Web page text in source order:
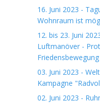
16. Juni 2023 -
Wohnraum ist
12. bis 23. Juni
Luftmanöver -
Friedensbewegung
03. Juni 2023 -
Kampagne
02. Juni 2023 -